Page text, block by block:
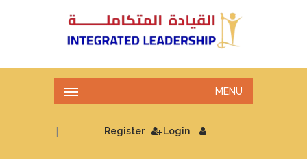
MENU
Login
| Register